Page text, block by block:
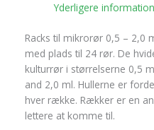
Yderligere information
Racks til mikrorør 0,5 – 2,0
med plads til 24 rør. De
kulturrør i størrelserne 0,5
and 2,0 ml. Hullerne er
hver række. Rækker er en
lettere at komme til.